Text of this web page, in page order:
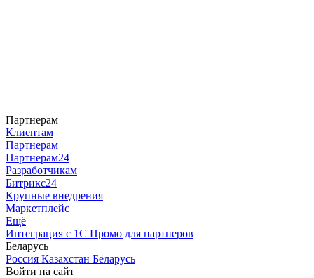
Партнерам
Клиентам
Партнерам
Партнерам24
Разработчикам
Битрикс24
Крупные внедрения
Маркетплейс
Ещё
Интеграция с 1С Промо для партнеров
Беларусь
Россия Казахстан Беларусь
Войти на сайт